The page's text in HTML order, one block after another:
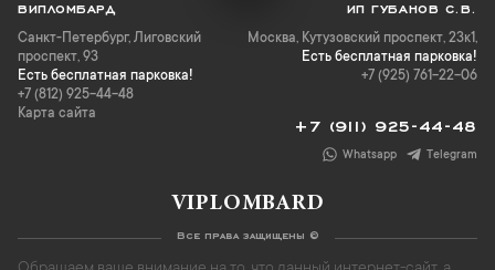
ВИПЛОМБАРД
Санкт-Петербург, Лиговский
проспект, 93
Есть бесплатная парковка!
+7 (812) 925-44-48
Карта сайта
ИП ГУБАНОВ С.В.
Москва, Кутузовский проспект, 23к1,
Есть бесплатная парковка!
+7 (925) 761-22-06
+7 (911) 925-44-48
Whatsapp Telegram
VIPLOMBARD
Все права защищены ©